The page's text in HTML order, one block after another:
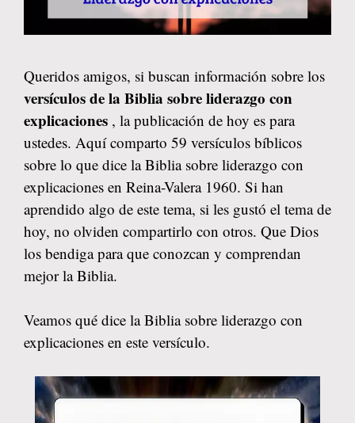
Queridos amigos, si buscan información sobre los
versículos de la Biblia sobre liderazgo con
explicaciones , la publicación de hoy es para
ustedes. Aquí comparto 59 versículos bíblicos
sobre lo que dice la Biblia sobre liderazgo con
explicaciones en Reina-Valera 1960. Si han
aprendido algo de este tema, si les gustó el tema de
hoy, no olviden compartirlo con otros. Que Dios
los bendiga para que conozcan y comprendan
mejor la Biblia.
Veamos qué dice la Biblia sobre liderazgo con
explicaciones en este versículo.